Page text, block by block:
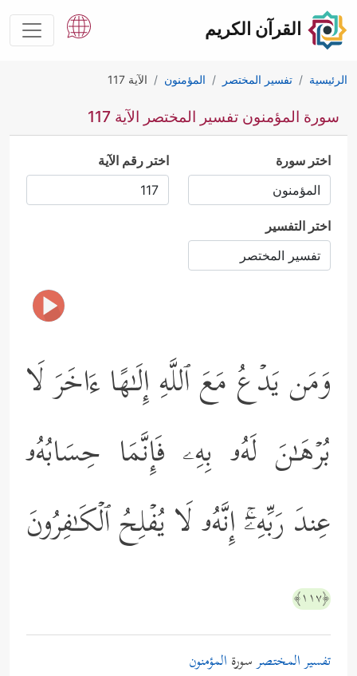
القرآن الكريم
الرئيسية تفسير المختصر المؤمنون الآية 117
سورة المؤمنون تفسير المختصر الآية 117
اختر سورة اختر رقم الآية
اختر التفسير
وَمَن یَدۡعُ مَعَ ٱللَّهِ إِلَـٰهًا ءَاخَرَ لَا
بُرۡهَـٰنَ لَهُۥ بِهِۦ فَإِنَّمَا حِسَابُهُۥ
عِندَ رَبِّهِۦۤۚ إِنَّهُۥ لَا یُفۡلِحُ ٱلۡكَـٰفِرُونَ
﴿١١٧﴾
تفسير المختصرسورة المؤمنون